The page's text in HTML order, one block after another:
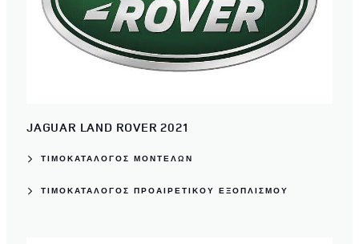
JAGUAR LAND ROVER 2021
ΤΙΜΟΚΑΤΑΛΟΓΟΣ ΜΟΝΤΕΛΩΝ
ΤΙΜΟΚΑΤΆΛΟΓΟΣ ΠΡΟΑΙΡΕΤΙΚΟΎ ΕΞΟΠΛΙΣΜΟΎ